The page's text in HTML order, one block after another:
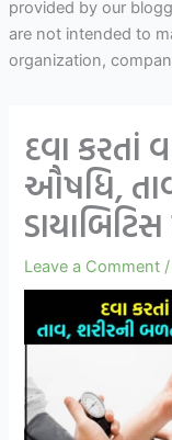
provided by our
are not intended to
organization,
દવા કરતાં
ઔષધિ,
Leave a Comment